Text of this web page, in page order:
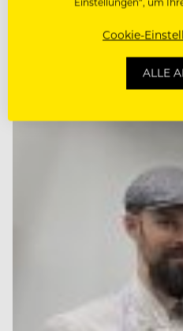
Clemens Strobl macht
Cookie-
ALLE